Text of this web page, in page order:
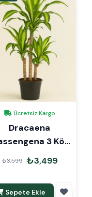
Ücretsiz Kargo
Dracaena
3 Kök
110cm
₺3,599 ₺3,499
Sepete Ekle